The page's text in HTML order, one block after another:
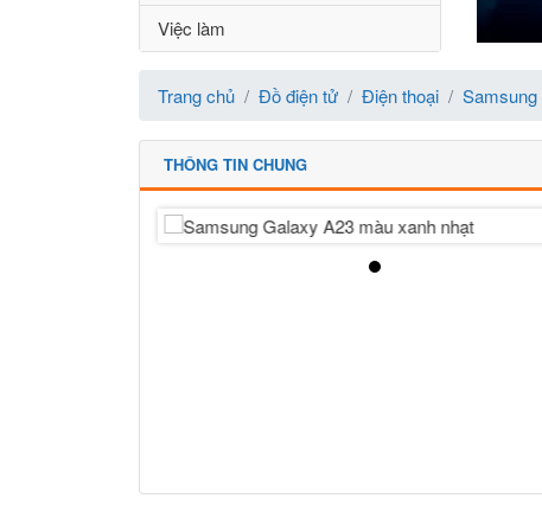
Việc làm
Trang chủ Đồ điện tử Điện thoại
THÔNG TIN CHUNG